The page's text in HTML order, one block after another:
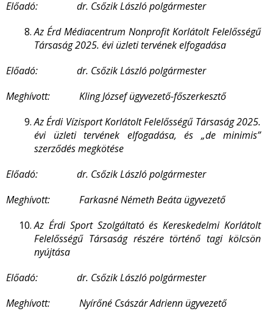
Előadó: dr. Csőzik László polgármester
Az Érd Médiacentrum Nonprofit Korlátolt Felelősségű
Társaság 2025. évi üzleti tervének elfogadása
Előadó: dr. Csőzik László polgármester
Meghívott: Kling Józsefügyvezető-főszerkesztő
Az Érdi Vízisport Korlátolt Felelősségű Társaság 2025.
évi üzleti tervének elfogadása, és „de minimis”
szerződés megkötése
Előadó: dr. Csőzik László polgármester
Meghívott: Farkasné Németh Beáta ügyvezető
Az Érdi Sport Szolgáltató és Kereskedelmi Korlátolt
Felelősségű Társaság részére történő tagi kölcsön
nyújtása
Előadó: dr. Csőzik László polgármester
Meghívott: Nyírőné Császár Adrienn ügyvezető